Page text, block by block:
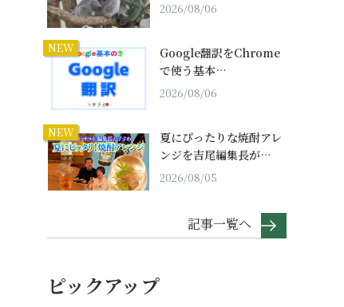
2026/08/06
NEW
Google翻訳をChrome
で使う基本…
2026/08/06
NEW
夏にぴったりな焼酎アレ
ンジを吉尾編集長が…
2026/08/05
記事一覧へ
ピックアップ